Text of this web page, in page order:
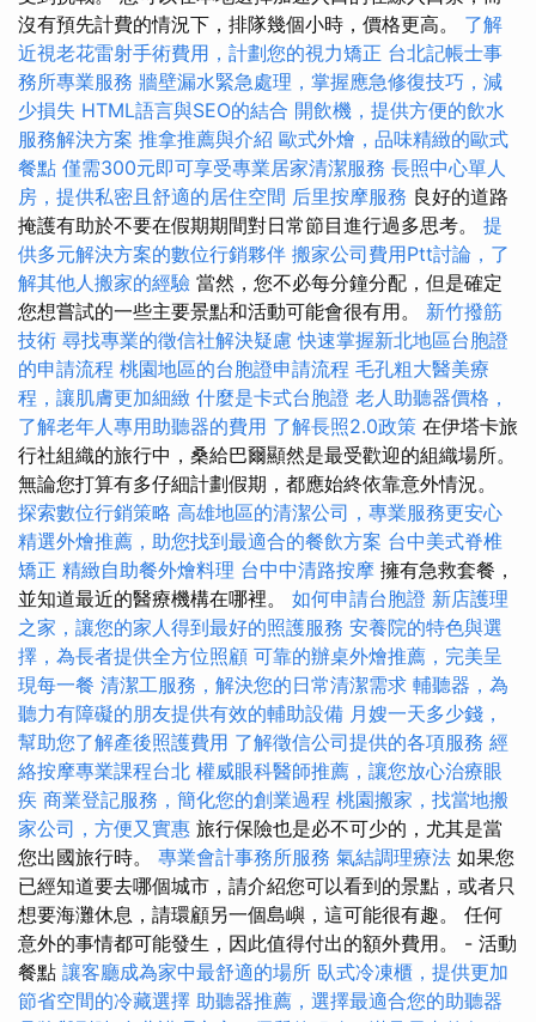
沒有預先計費的情況下，排隊幾個小時，價格更高。 了解
近視老花雷射手術費用，計劃您的視力矯正 台北記帳士事
務所專業服務 牆壁漏水緊急處理，掌握應急修復技巧，減
少損失 HTML語言與SEO的結合 開飲機，提供方便的飲水
服務解決方案 推拿推薦與介紹 歐式外燴，品味精緻的歐式
餐點 僅需300元即可享受專業居家清潔服務 長照中心單人
房，提供私密且舒適的居住空間 后里按摩服務 良好的道路
掩護有助於不要在假期期間對日常節目進行過多思考。 提
供多元解決方案的數位行銷夥伴 搬家公司費用Ptt討論，了
解其他人搬家的經驗 當然，您不必每分鐘分配，但是確定
您想嘗試的一些主要景點和活動可能會很有用。 新竹撥筋
技術 尋找專業的徵信社解決疑慮 快速掌握新北地區台胞證
的申請流程 桃園地區的台胞證申請流程 毛孔粗大醫美療
程，讓肌膚更加細緻 什麼是卡式台胞證 老人助聽器價格，
了解老年人專用助聽器的費用 了解長照2.0政策 在伊塔卡旅
行社組織的旅行中，桑給巴爾顯然是最受歡迎的組織場所。
無論您打算有多仔細計劃假期，都應始終依靠意外情況。
探索數位行銷策略 高雄地區的清潔公司，專業服務更安心
精選外燴推薦，助您找到最適合的餐飲方案 台中美式脊椎
矯正 精緻自助餐外燴料理 台中中清路按摩 擁有急救套餐，
並知道最近的醫療機構在哪裡。 如何申請台胞證 新店護理
之家，讓您的家人得到最好的照護服務 安養院的特色與選
擇，為長者提供全方位照顧 可靠的辦桌外燴推薦，完美呈
現每一餐 清潔工服務，解決您的日常清潔需求 輔聽器，為
聽力有障礙的朋友提供有效的輔助設備 月嫂一天多少錢，
幫助您了解產後照護費用 了解徵信公司提供的各項服務 經
絡按摩專業課程台北 權威眼科醫師推薦，讓您放心治療眼
疾 商業登記服務，簡化您的創業過程 桃園搬家，找當地搬
家公司，方便又實惠 旅行保險也是必不可少的，尤其是當
您出國旅行時。 專業會計事務所服務 氣結調理療法 如果您
已經知道要去哪個城市，請介紹您可以看到的景點，或者只
想要海灘休息，請環顧另一個島嶼，這可能很有趣。 任何
意外的事情都可能發生，因此值得付出的額外費用。 - 活動
餐點 讓客廳成為家中最舒適的場所 臥式冷凍櫃，提供更加
節省空間的冷藏選擇 助聽器推薦，選擇最適合您的助聽器